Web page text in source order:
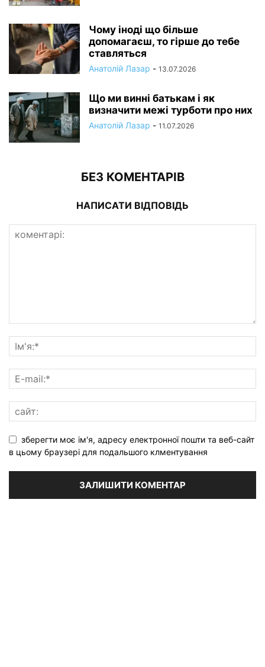
Чому іноді що більше
допомагаєш, то гірше до тебе
ставляться
Анатолій Лазар - 13.07.2026
Що ми винні батькам і як
визначити межі турботи про них
Анатолій Лазар - 11.07.2026
БЕЗ КОМЕНТАРІВ
НАПИСАТИ ВІДПОВІДЬ
зберегти моє ім'я, адресу електронної пошти та веб-сайт
в цьому браузері для подальшого клментування